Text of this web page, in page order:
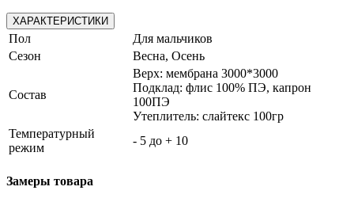
ХАРАКТЕРИСТИКИ
Пол
Для мальчиков
Сезон
Весна, Осень
Состав
Верх: мембрана 3000*3000
Подклад: флис 100% ПЭ, капрон
100ПЭ
Утеплитель: слайтекс 100гр
Температурный
режим
- 5 до + 10
Замеры товара